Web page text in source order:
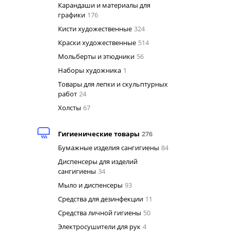
Карандаши и материалы для
графики 176
Кисти художественные 324
Краски художественные 514
Мольберты и этюдники 56
Наборы художника 1
Товары для лепки и скульптурных
работ 24
Холсты 67
Гигиенические товары 276
Бумажные изделия сангигиены 84
Диспенсеры для изделий
сангигиены 34
Мыло и диспенсеры 93
Средства для дезинфекции 11
Средства личной гигиены 50
Электросушители для рук 4